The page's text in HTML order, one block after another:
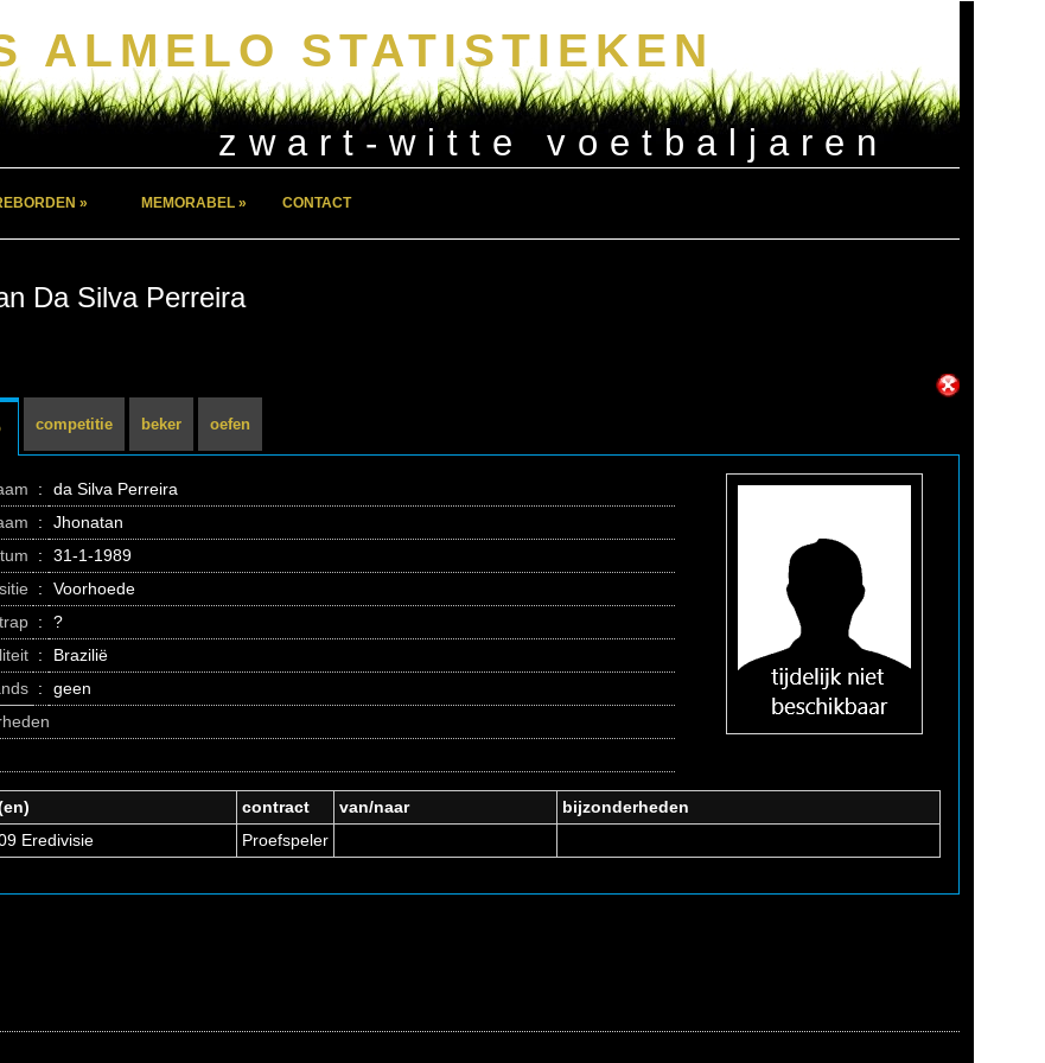
ALMELO STATISTIEKEN
zwart-witte voetbaljaren
» MEMORABEL » CONTACT
Da Silva Perreira
competitie beker oefen
:
da Silva Perreira
:
Jhonatan
:
31-1-1989
:
Voorhoede
trap :
?
:
Brazilië
:
geen
contract van/naar
bijzonderheden
Eredivisie
Proefspeler